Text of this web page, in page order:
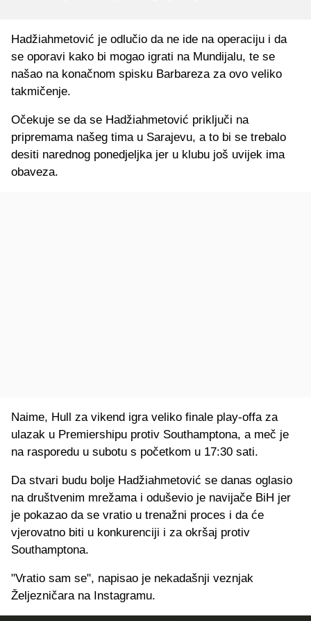
Hadžiahmetović je odlučio da ne ide na operaciju i da
se oporavi kako bi mogao igrati na Mundijalu, te se
našao na konačnom spisku Barbareza za ovo veliko
takmičenje.
Očekuje se da se Hadžiahmetović priključi na
pripremama našeg tima u Sarajevu, a to bi se trebalo
desiti narednog ponedjeljka jer u klubu još uvijek ima
obaveza.
Naime, Hull za vikend igra veliko finale play-offa za
ulazak u Premiershipu protiv Southamptona, a meč je
na rasporedu u subotu s početkom u 17:30 sati.
Da stvari budu bolje Hadžiahmetović se danas oglasio
na društvenim mrežama i oduševio je navijače BiH jer
je pokazao da se vratio u trenažni proces i da će
vjerovatno biti u konkurenciji i za okršaj protiv
Southamptona.
"Vratio sam se", napisao je nekadašnji veznjak
Željezničara na Instagramu.